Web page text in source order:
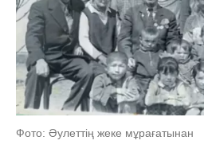
Фото: Әулеттің жеке мұрағатынан